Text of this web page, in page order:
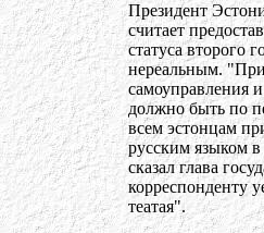
Президент
считает
статуса второго
нереальным. "При
самоуправления
должно быть по
всем эстонцам
русским языком
сказал глава
корреспонденту
театая".